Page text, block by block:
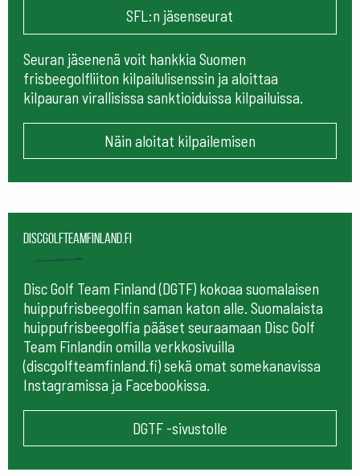
SFL:n jäsenseurat
Seuran jäsenenä voit hankkia Suomen
frisbeegolfliiton kilpailulisenssin ja aloittaa
kilpauran virallisissa sanktioiduissa kilpailuissa.
Näin aloitat kilpailemisen
Discgolfteamfinland.fi
Disc Golf Team Finland (DGTF) kokoaa suomalaisen
huippufrisbeegolfin saman katon alle. Suomalaista
huippufrisbeegolfia pääset seuraamaan Disc Golf
Team Finlandin omilla verkkosivuilla
(discgolfteamfinland.fi) sekä omat somekanavissa
Instagramissa ja Facebookissa.
DGTF -sivustolle